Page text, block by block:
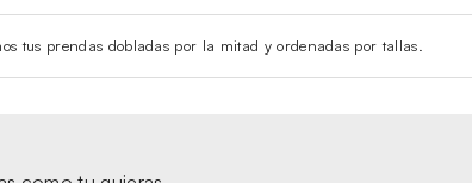
tus prendas dobladas por la mitad y ordenadas por tallas.